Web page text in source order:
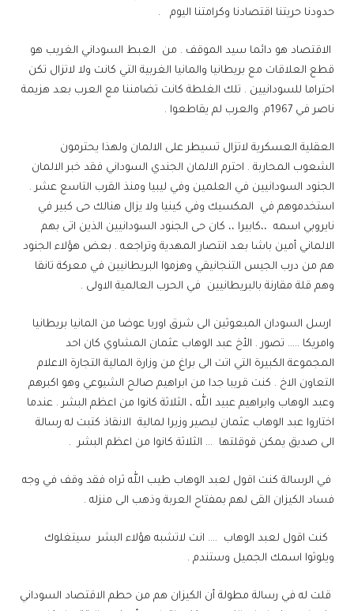
حدودنا حريتنا اقتصادنا وكرامتنا اليوم .
الاقتصاد هو دائما سيد الموقف . من العبط السوداني الغريب هو
قطع العلاقات مع بريطانيا والمانيا الغربية التي كانت ولا لاتزال تكن
احتراما للسودانيين . تلك الغلطة كانت تضامننا مع العرب بعد هزيمة
ناصر في 1967م. والعرب لم يقاطعوا .
العقلية العسكرية لاتزال تسيطر على الالمان ولهذا يحترمون
الشعوب المحاربة . احترم الالمان الجندي السوداني فقد خبر الالمان
الجنود السودانيين في العلمين وفي ليبيا ومنذ القرب التاسع عشر .
استخدموهم في المكسيك وفي كينيا ولا يزال هنالك حى كبير في
نايروبي اسمه ،،كابيرا ،، كان حى الجنود السودانيين الذين اتى بهم
الالماني أمين باشا بعد انتصار المهدية وتراجعه . بعض هؤلاء الجنود
هم من درب الجيس التنجانيقي وهزموا البريطانيين في معركة تانقا
وهم قلة مقارنة بالبريطانيين في الحرب العالمية الاولى .
ارسل السودان المبعوثين الى شرق اوربا عوضا من المانيا بريطانيا
وامريكا ….. تصور . الأخ عبد الوهاب عثمان المشاوي كان احد
المجموعة الكبيرة التي اتت الى براغ من وزارة المالية التجارة الاعلام
التعاون الاخ . كنت قريبا جدا من ابراهيم صالح الشيوعي وهو اكبرهم
وعبد الوهاب وابراهيم عبيد الله ، الثلاثة كانوا من اعظم البشر . عندما
اختاروا عبد الوهاب عثمان ليصير وزيرا لمالية الانقاذ كتبت له رسالة
الى صديق يمكن قوقلتها … الثلاثة كانوا من اعظم البشر .
في الرسالة كنت اقول لعبد الوهاب طيب الله ثراه فقد وقف في وجه
فساد الكيزان القى لهم بمفتاح العربة وذهب الى منزله .
كنت اقول لعبد الوهاب …. انت لاتشبه هؤلاء البشر سيتغلوك
ويلوثوا اسمك الجميل وستندم .
قلت له في رسالة مطولة أن الكيزان هم من حطم الاقتصاد السوداني